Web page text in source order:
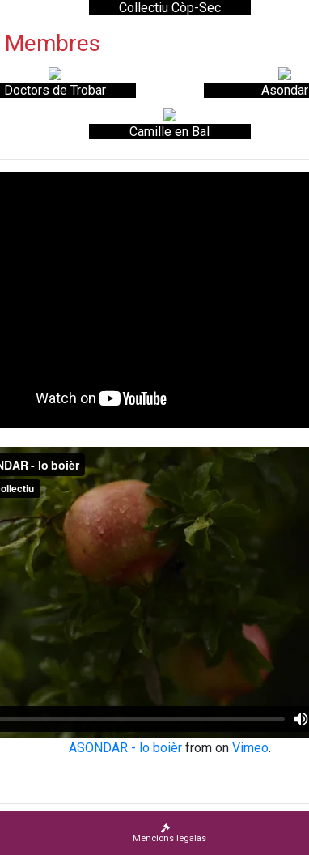
Collectiu Còp-Sec
Membres
Doctors de Trobar Asondar
Camille en Bal
ASONDAR - lo boièr from on Vimeo.
Mencions legalas